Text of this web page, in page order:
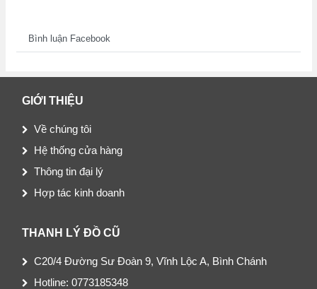
Bình luận Facebook
GIỚI THIỆU
Về chúng tôi
Hệ thống cửa hàng
Thông tin đại lý
Hợp tác kinh doanh
THANH LÝ ĐỒ CŨ
C20/4 Đường Sư Đoàn 9, Vĩnh Lộc A, Bình Chánh
Hotline: 0773185348